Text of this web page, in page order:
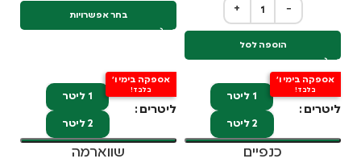
+ −
הוספה לסל
בחר אפשרויות
אספקה בימי ו'
בלבד!
ליטרים
1 ליטר
2 ליטר
כנפיים
אספקה בימי ו'
בלבד!
ליטרים
1 ליטר
2 ליטר
שווארמה